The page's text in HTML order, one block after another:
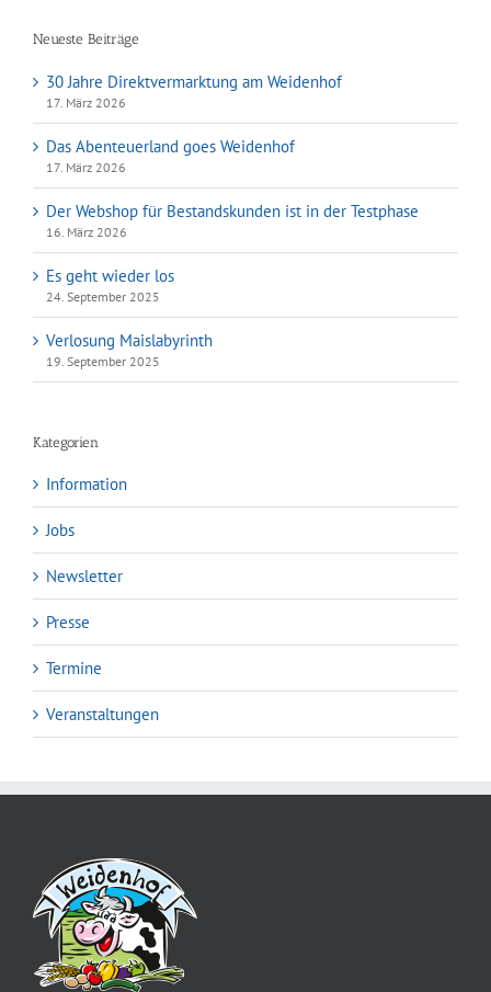
Neueste Beiträge
30 Jahre Direktvermarktung am Weidenhof
17. März 2026
Das Abenteuerland goes Weidenhof
17. März 2026
Der Webshop für Bestandskunden ist in der Testphase
16. März 2026
Es geht wieder los
24. September 2025
Verlosung Maislabyrinth
19. September 2025
Kategorien
Information
Jobs
Newsletter
Presse
Termine
Veranstaltungen